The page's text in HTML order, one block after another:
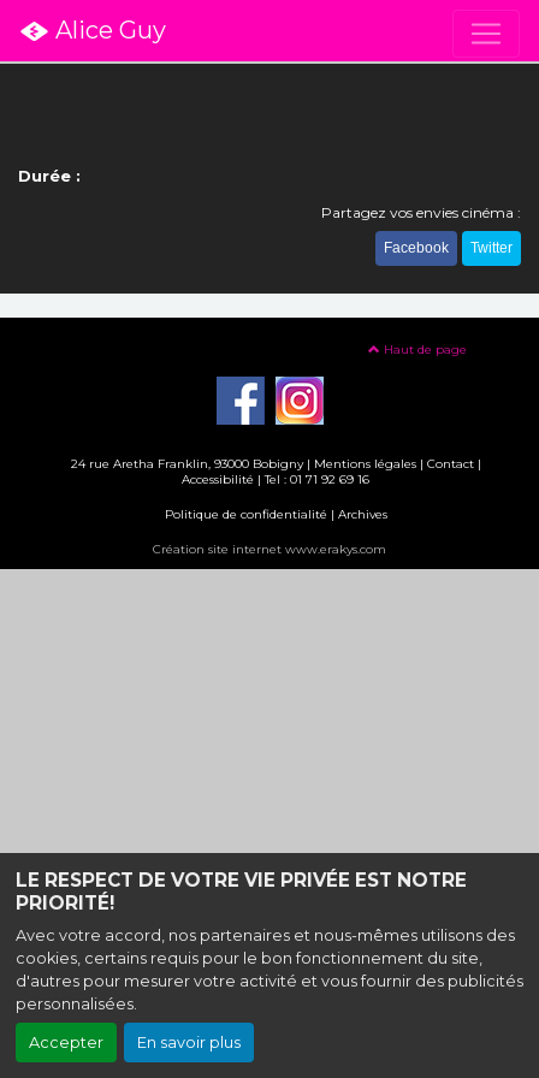
LE RESPECT DE VOTRE VIE PRIVÉE EST NOTRE
PRIORITÉ!
Avec votre accord, nos partenaires et nous-mêmes utilisons des
cookies, certains requis pour le bon fonctionnement du site,
d'autres pour mesurer votre activité et vous fournir des publicités
personnalisées.
Accepter En savoir plus
Alice Guy
Durée :
Partagez vos envies cinéma :
Facebook Twitter
Haut de page
24 rue Aretha Franklin, 93000 Bobigny | Mentions légales| Contact|
Accessibilité | Tel : 01 71 92 69 16
Politique de confidentialité | Archives
Création site internet www.erakys.com